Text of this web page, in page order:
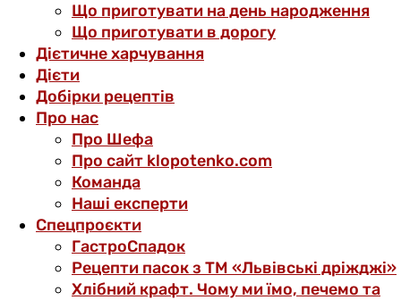
Що приготувати на день народження
Що приготувати в дорогу
Дієтичне харчування
Дієти
Добірки рецептів
Про нас
Про Шефа
Про сайт klopotenko.com
Команда
Наші експерти
Спецпроєкти
ГастроСпадок
Рецепти пасок з ТМ «Львівські дріжджі»
Хлібний крафт. Чому ми їмо, печемо та